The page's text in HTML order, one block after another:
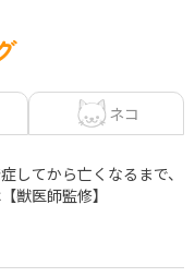
ネコ
てから亡くなるまで、
獣医師監修】